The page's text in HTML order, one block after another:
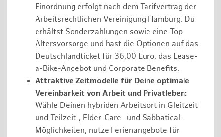
Einordnung erfolgt nach dem Tarifvertrag der
Arbeitsrechtlichen Vereinigung Hamburg. Du
erhältst Sonderzahlungen sowie eine Top-
Altersvorsorge und hast die Optionen auf das
Deutschlandticket für 36,00 Euro, das Lease-
a-Bike-Angebot und Corporate Benefits.
Attraktive Zeitmodelle für Deine optimale
Vereinbarkeit von Arbeit und Privatleben:
Wähle Deinen hybriden Arbeitsort in Gleitzeit
und Teilzeit-, Elder-Care- und Sabbatical-
Möglichkeiten, nutze Ferienangebote für